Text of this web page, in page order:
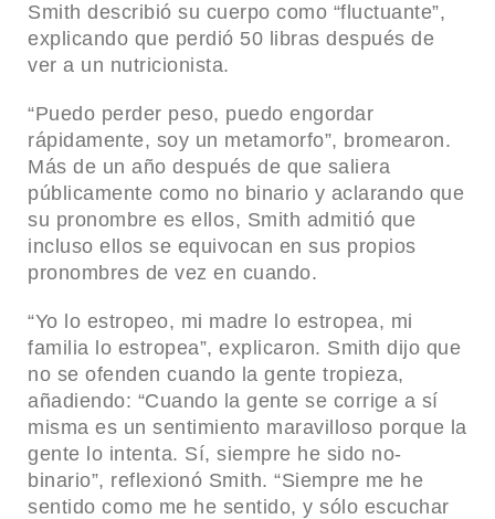
Smith describió su cuerpo como “fluctuante”,
explicando que perdió 50 libras después de
ver a un nutricionista.
“Puedo perder peso, puedo engordar
rápidamente, soy un metamorfo”, bromearon.
Más de un año después de que saliera
públicamente como no binario y aclarando que
su pronombre es ellos, Smith admitió que
incluso ellos se equivocan en sus propios
pronombres de vez en cuando.
“Yo lo estropeo, mi madre lo estropea, mi
familia lo estropea”, explicaron. Smith dijo que
no se ofenden cuando la gente tropieza,
añadiendo: “Cuando la gente se corrige a sí
misma es un sentimiento maravilloso porque la
gente lo intenta. Sí, siempre he sido no-
binario”, reflexionó Smith. “Siempre me he
sentido como me he sentido, y sólo escuchar